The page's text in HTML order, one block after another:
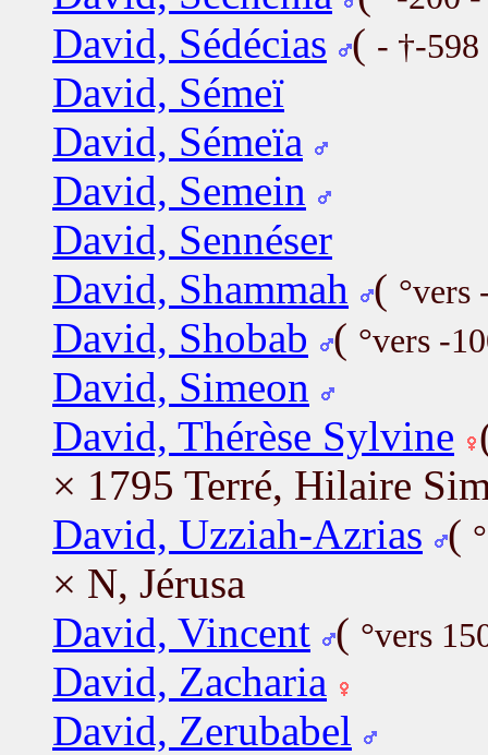
David, Sédécias ( - †-598
David, Sémeï
David, Sémeïa
David, Semein
David, Sennéser
David, Shammah
( °vers
David, Shobab ( °vers -
David, Simeon
David, Thérèse Sylvine
× 1795 Terré, Hilaire
David, Uzziah-Azrias (
× N, Jérusa
David, Vincent ( °vers
David, Zacharia
David, Zerubabel